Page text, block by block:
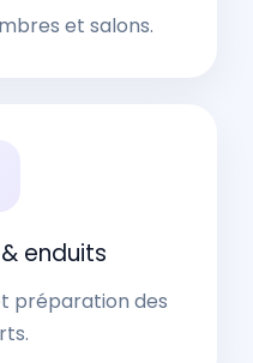
et salons.
enduits
préparation des